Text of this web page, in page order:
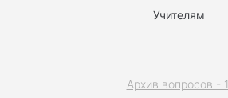
Учителям
Архив вопросов - 1